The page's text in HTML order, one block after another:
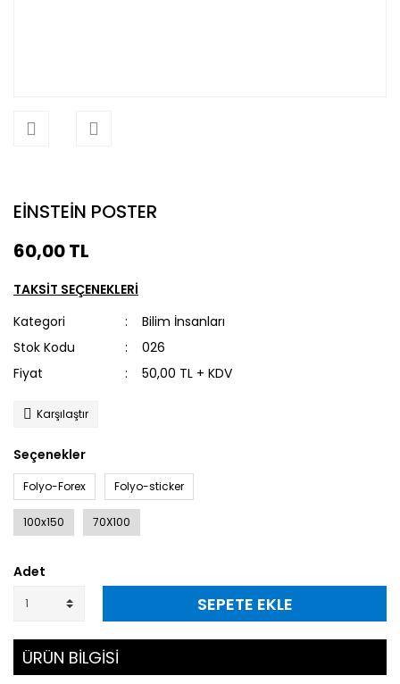
EİNSTEİN POSTER
60,00 TL
TAKSİT SEÇENEKLERİ
Kategori
Bilim İnsanları
Stok Kodu
026
Fiyat
50,00 TL + KDV
Karşılaştır
Seçenekler
Folyo-Forex Folyo-sticker
100x150 70X100
Adet
SEPETE EKLE
ÜRÜN BİLGİSİ